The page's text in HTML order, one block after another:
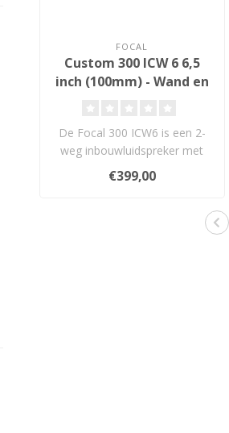
FOCAL
Custom 300 ICW 6 6,5
inch (100mm) - Wand en
De Focal 300 ICW6 is een 2-
weg inbouwluidspreker met
Flax-conus en Al/Mg-tweeter..
€399,00